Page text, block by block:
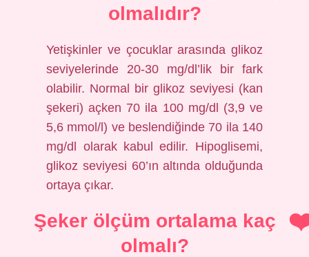
olmalıdır?
Yetişkinler ve çocuklar arasında glikoz
seviyelerinde 20-30 mg/dl’lik bir fark
olabilir. Normal bir glikoz seviyesi (kan
şekeri) açken 70 ila 100 mg/dl (3,9 ve
5,6 mmol/l) ve beslendiğinde 70 ila 140
mg/dl olarak kabul edilir. Hipoglisemi,
glikoz seviyesi 60’ın altında olduğunda
ortaya çıkar.
Şeker ölçüm ortalama kaç
olmalı?